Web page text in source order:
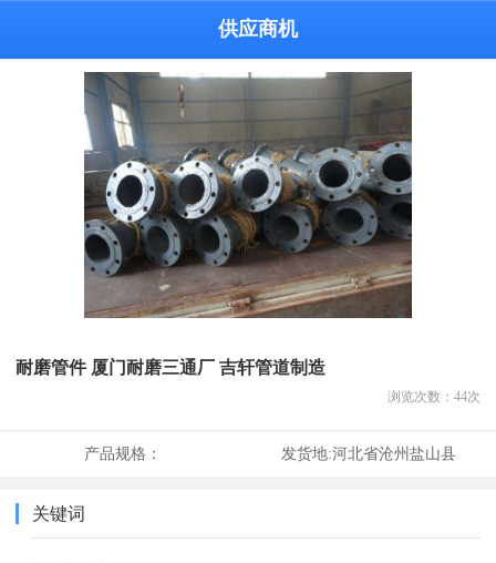
供应商机
耐磨管件 厦门耐磨三通厂 吉轩管道制造
浏览次数： 44次
产品规格： 发货地:河北省沧州盐山县
关键词